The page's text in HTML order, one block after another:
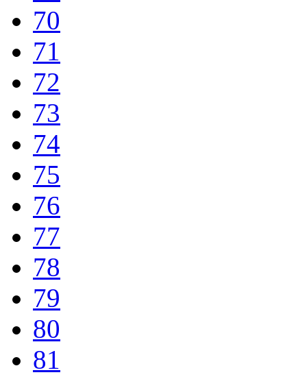
70
71
72
73
74
75
76
77
78
79
80
81